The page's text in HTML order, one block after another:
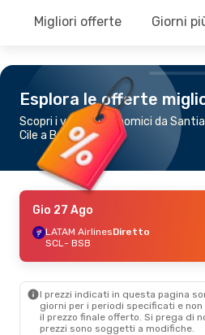
Migliori offerte Giorni
Esplora le offerte
Scopri i voli più economici da
Cile a Brasilia
Gio 27 Ago
LATAM AirlinesDiretto
SCL- BSB
I prezzi indicati in questa pagina
giorni per i periodi specificati e
il ​​prezzo finale offerto. Si prega di
prezzi sono soggetti a modifiche.